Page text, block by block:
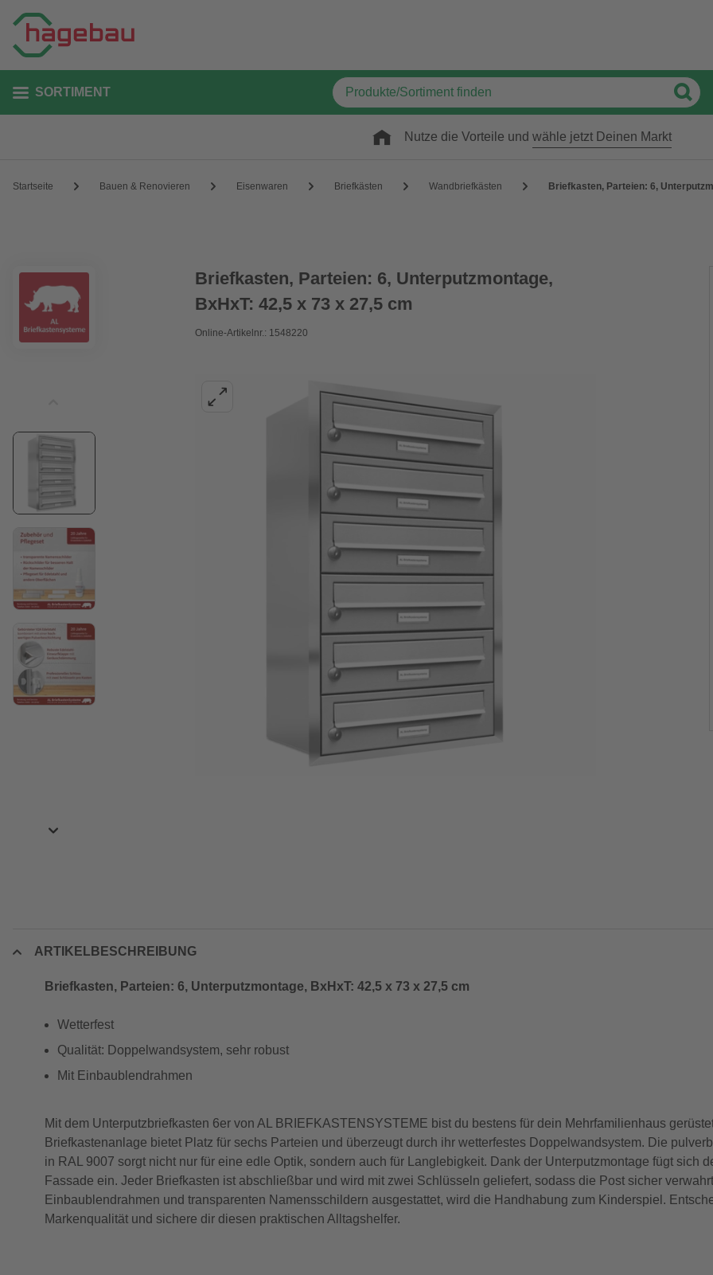
SORTIMENT
Nutze die Vorteile und wähle jetzt Deinen Markt
Startseite Bauen & Renovieren Eisenwaren Briefkästen Wandbriefkästen Briefkasten, Parteien: 6,
Briefkasten, Parteien: 6, Unterputzmontage,
BxHxT: 42,5 x 73 x 27,5 cm
Online-Artikelnr.: 1548220
ARTIKELBESCHREIBUNG
Briefkasten, Parteien: 6, Unterputzmontage, BxHxT: 42,5 x 73 x 27,5 cm
Wetterfest
Qualität: Doppelwandsystem, sehr robust
Mit Einbaublendrahmen
Mit dem Unterputzbriefkasten 6er von AL BRIEFKASTENSYSTEME bist du bestens für dein Mehrfamilienhaus
Briefkastenanlage bietet Platz für sechs Parteien und überzeugt durch ihr wetterfestes Doppelwandsystem. Die
in RAL 9007 sorgt nicht nur für eine edle Optik, sondern auch für Langlebigkeit. Dank der Unterputzmontage fügt sich
Fassade ein. Jeder Briefkasten ist abschließbar und wird mit zwei Schlüsseln geliefert, sodass die Post sicher
Einbaublendrahmen und transparenten Namensschildern ausgestattet, wird die Handhabung zum Kinderspiel.
Markenqualität und sichere dir diesen praktischen Alltagshelfer.